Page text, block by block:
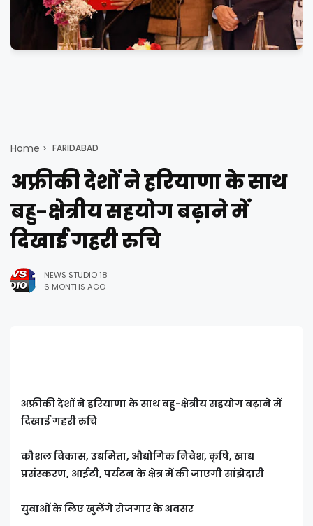
Home FARIDABAD
अफ्रीकी देशों ने हरियाणा के साथ
बहु-क्षेत्रीय सहयोग बढ़ाने में
दिखाई गहरी रुचि
NEWS STUDIO 18
6 MONTHS AGO
अफ्रीकी देशों ने हरियाणा के साथ बहु-क्षेत्रीय सहयोग बढ़ाने में
दिखाई गहरी रुचि
कौशल विकास, उद्यमिता, औद्योगिक निवेश, कृषि, खाद्य
प्रसंस्करण, आईटी, पर्यटन के क्षेत्र में की जाएगी सांझेदारी
युवाओं के लिए खुलेंगे रोजगार के अवसर